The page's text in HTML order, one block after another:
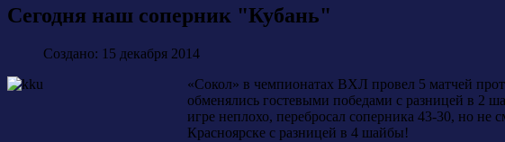
Сегодня наш соперник "Кубань"
Создано: 15 декабря 2014
«Сокол» в чемпионатах ВХЛ провел 5 матчей
обменялись гостевыми победами с разницей в 2
игре неплохо, перебросал соперника 43-30, но не
Красноярске с разницей в 4 шайбы!